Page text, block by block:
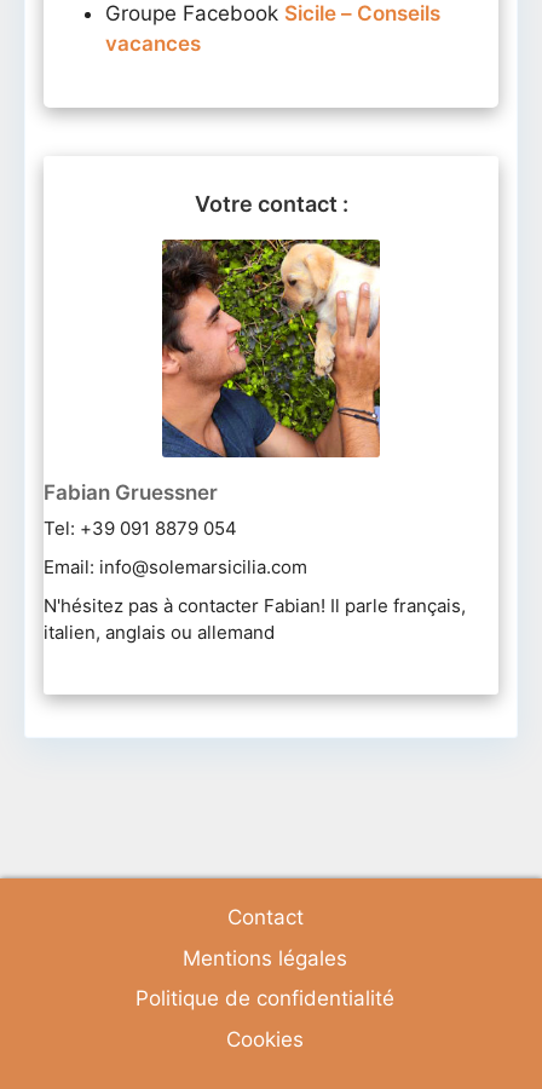
Groupe Facebook Sicile – Conseils
vacances
Votre contact :
Fabian Gruessner
Tel: +39 091 8879 054
Email: info@solemarsicilia.com
N'hésitez pas à contacter Fabian! Il parle français,
italien, anglais ou allemand
Contact
Mentions légales
Politique de confidentialité
Cookies